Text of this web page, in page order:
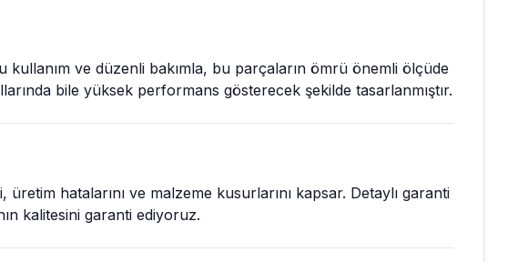
kullanım ve düzenli bakımla, bu parçaların ömrü önemli ölçüde
bile yüksek performans gösterecek şekilde tasarlanmıştır.
hatalarını ve malzeme kusurlarını kapsar. Detaylı garanti
kalitesini garanti ediyoruz.